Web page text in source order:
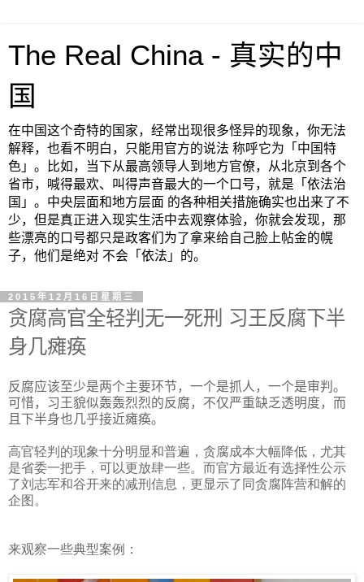
The Real China - 真实的中
国
在中国这个奇特的国家，经常出现很多怪异的现象，你无法
解释，也看不明白，只能用官方的说法 称呼它为「中国特
色」。比如，当下从最高领导人到地方官僚，从北京到各个
省市，喊得最欢、叫得声音最大的一个口号，就是「依法治
国」。中央层面和地方层面 的各种相关措施确实也出来了不
少，但是真正进入现实生活中去观察体验，你就会发现，那
些漂亮的口号都只是政客们为了拿来给自己脸上帖金的幌
子，他们是绝对 不会「依法」的。
2015年12月16日星期三
贪腐高官全轻判无一死刑 习王反腐下半
身几瘫痪
反腐应该至少是两个主要环节，一个是抓人，一个是审判。
可惜，习王貌似轰轰烈烈的反腐，不仅严重缺乏透明度，而
且下半身也几乎接近瘫痪。
高官轻判的现象十分明显和普遍，贪腐成本大幅降低，尤其
是省委一把手，可以更放肆一些。而官方最近有选择性公示
了刘志军和谷开来的减刑信息，更显示了同贪腐阵营和解的
企图。
来观察一些典型案例：